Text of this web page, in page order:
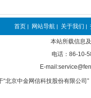
首页 | 网站导航 | 关于我们 |
本站所载信息
电话：86-10-
E-
“北京中金网信科技股份有限公司